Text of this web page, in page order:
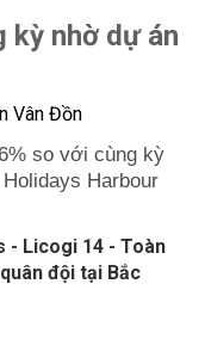
kỳ nhờ dự án
so với cùng kỳ
Harbour
- Licogi 14 - Toàn
đội tại Bắc